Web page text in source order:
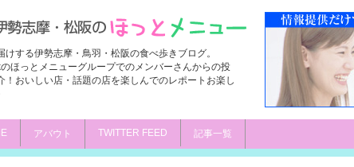
けする伊勢志摩・鳥羽・松阪の食べ歩きブログ。
ほっとメニューグループでのメンバーさんからの投
！おいしい店・話題の店を楽しんでのレポートお楽し
アバウト TWITTER FEED 記事一覧